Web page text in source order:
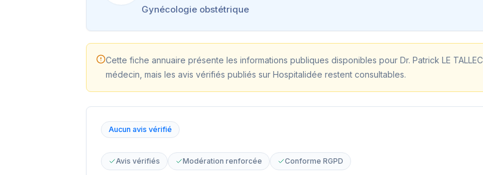
Gynécologie obstétrique
Cette fiche annuaire présente les informations publiques disponibles pour Dr. Patrick LE TALLEC
médecin, mais les avis vérifiés publiés sur Hospitalidée restent consultables.
Aucun avis vérifié
Avis vérifiés Modération renforcée Conforme RGPD